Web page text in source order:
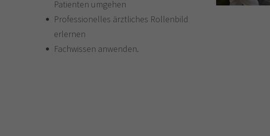
Patienten umgehen
Professionelles ärztliches Rollenbild
erlernen
Fachwissen anwenden.